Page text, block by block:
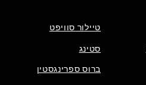
טיילור סוויפט
סטינג
ברוס ספרינגסטין